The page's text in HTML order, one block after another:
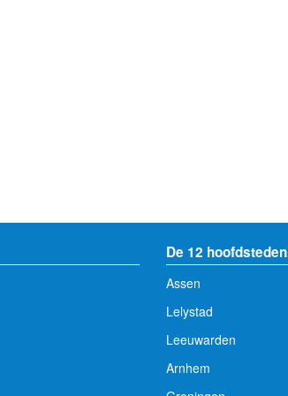
De 12 hoofdsteden
Assen
Lelystad
Leeuwarden
Arnhem